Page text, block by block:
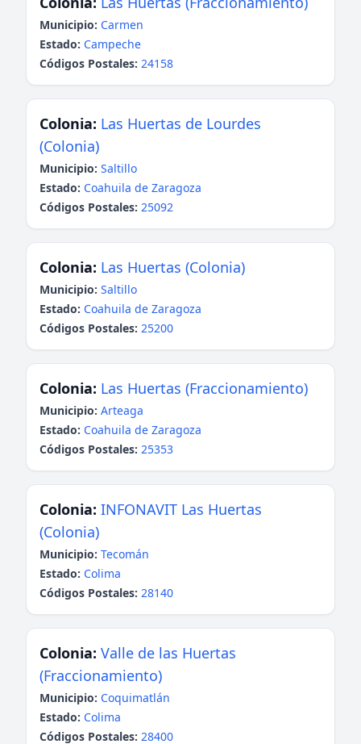
Municipio: Carmen
Estado: Campeche
Códigos Postales: 24158
Colonia: Las Huertas de Lourdes
(Colonia)
Municipio: Saltillo
Estado: Coahuila de Zaragoza
Códigos Postales: 25092
Colonia: Las Huertas (Colonia)
Municipio: Saltillo
Estado: Coahuila de Zaragoza
Códigos Postales: 25200
Colonia: Las Huertas (Fraccionamiento)
Municipio: Arteaga
Estado: Coahuila de Zaragoza
Códigos Postales: 25353
Colonia: INFONAVIT Las Huertas
(Colonia)
Municipio: Tecomán
Estado: Colima
Códigos Postales: 28140
Colonia: Valle de las Huertas
(Fraccionamiento)
Municipio: Coquimatlán
Estado: Colima
Códigos Postales: 28400